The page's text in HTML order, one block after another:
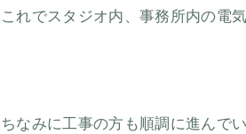
これでスタジオ内、事務所内の電
ちなみに工事の方も順調に進んでい